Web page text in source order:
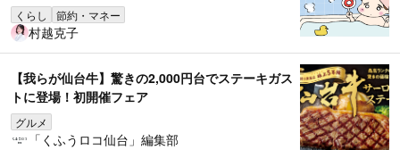
くらし 節約・マネー
村越克子
【我らが仙台牛】驚きの2,000円台でステーキガス
トに登場！初開催フェア
グルメ
「くふうロコ仙台」編集部